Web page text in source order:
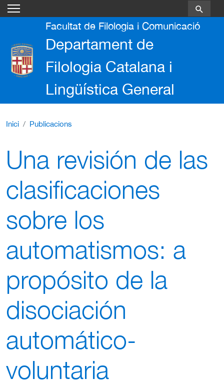
Facultat de Filologia i Comunicació
Departament de
Filologia Catalana i
Lingüística General
Inici Publicacions
Una revisión de las
clasificaciones
sobre los
automatismos: a
propósito de la
disociación
automático-
voluntaria